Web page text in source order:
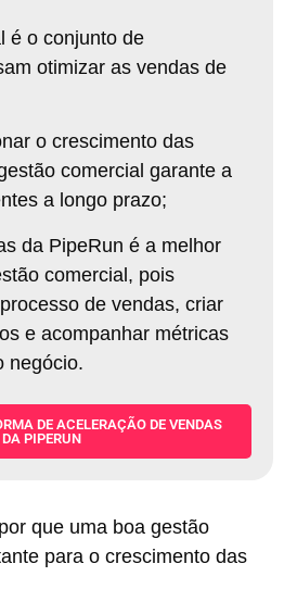
é o conjunto de
otimizar as vendas de
o crescimento das
comercial garante a
a longo prazo;
da PipeRun é a melhor
comercial, pois
de vendas, criar
e acompanhar métricas
negócio.
DE ACELERAÇÃO DE VENDAS
DA PIPERUN
que uma boa gestão
para o crescimento das